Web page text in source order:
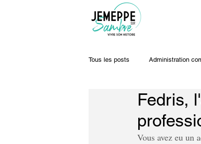
Tous les posts Administration
Travaux & voiries Offres
Fedris,
Vous avez eu un